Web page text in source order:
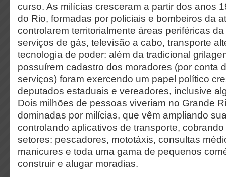
curso. As milícias cresceram a partir dos anos
do Rio, formadas por policiais e bombeiros da
controlarem territorialmente áreas periféricas
serviços de gás, televisão a cabo, transporte
tecnologia de poder: além da tradicional
possuírem cadastro dos moradores (por conta
serviços) foram exercendo um papel político
deputados estaduais e vereadores, inclusive
Dois milhões de pessoas viveriam no Grande
dominadas por milícias, que vêm ampliando
controlando aplicativos de transporte,
setores: pescadores, mototáxis, consultas
manicures e toda uma gama de pequenos
construir e alugar moradias.